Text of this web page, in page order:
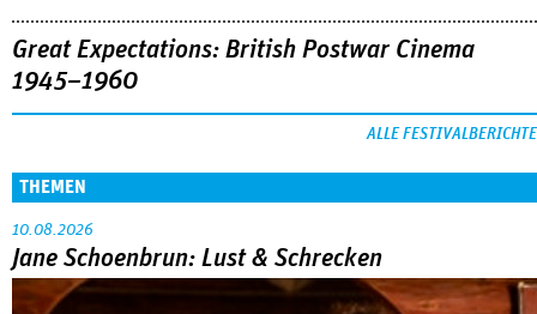
Great Expectations: British Postwar Cinema
1945–1960
ALLE FESTIVALBERICHTE
THEMEN
10.08.2026
Jane Schoenbrun: Lust & Schrecken